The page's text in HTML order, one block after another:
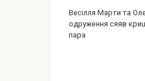
Весілля Марти та
одруження сяяв
пара